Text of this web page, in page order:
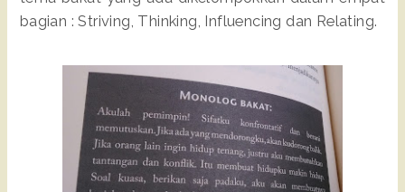
bagian : Striving, Thinking, Influencing dan Relating.